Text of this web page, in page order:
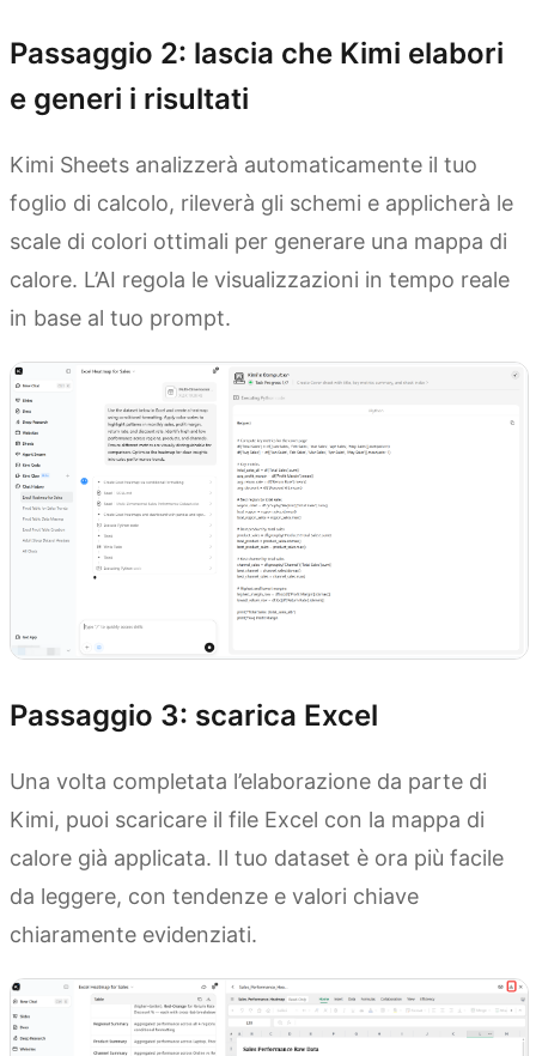
Passaggio 2: lascia che Kimi elabori
e generi i risultati
Kimi Sheets analizzerà automaticamente il tuo
foglio di calcolo, rileverà gli schemi e applicherà le
scale di colori ottimali per generare una mappa di
calore. L’AI regola le visualizzazioni in tempo reale
in base al tuo prompt.
Passaggio 3: scarica Excel
Una volta completata l’elaborazione da parte di
Kimi, puoi scaricare il file Excel con la mappa di
calore già applicata. Il tuo dataset è ora più facile
da leggere, con tendenze e valori chiave
chiaramente evidenziati.